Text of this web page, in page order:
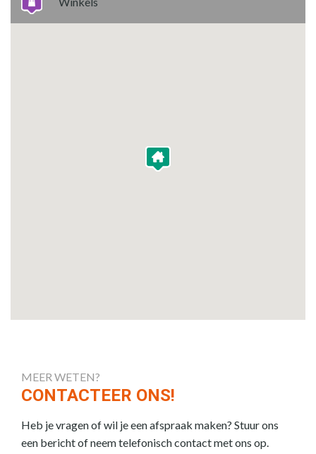
MEER WETEN?
CONTACTEER ONS!
Heb je vragen of wil je een afspraak maken? Stuur ons
een bericht of neem telefonisch contact met ons op.